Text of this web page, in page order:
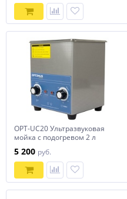
OPT-UC20 Ультразвуковая
мойка с подогревом 2 л
5 200 руб.